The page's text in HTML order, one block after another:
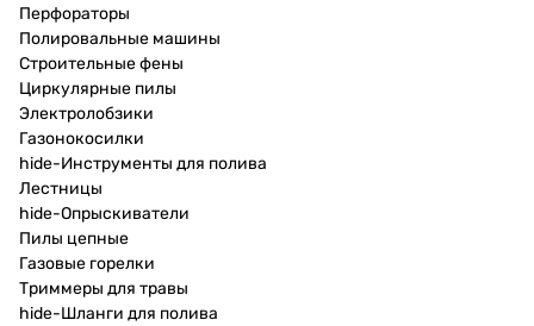
Перфораторы
Полировальные машины
Строительные фены
Циркулярные пилы
Электролобзики
Газонокосилки
hide-Инструменты для полива
Лестницы
hide-Опрыскиватели
Пилы цепные
Газовые горелки
Триммеры для травы
hide-Шланги для полива